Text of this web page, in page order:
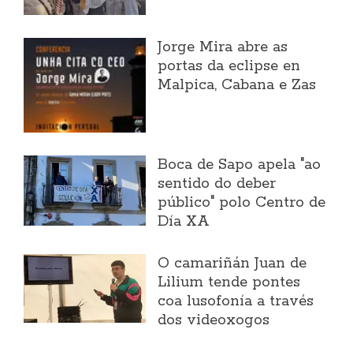
Jorge Mira abre as
portas da eclipse en
Malpica, Cabana e Zas
Boca de Sapo apela "ao
sentido do deber
público" polo Centro de
Día XA
O camariñán Juan de
Lilium tende pontes
coa lusofonía a través
dos videoxogos